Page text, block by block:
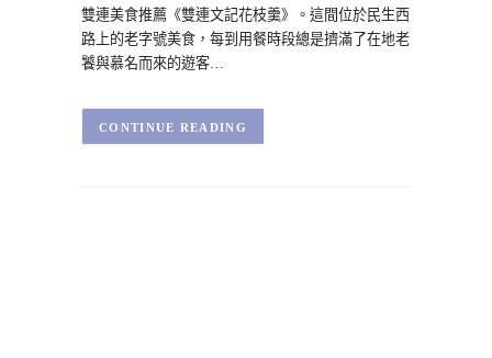
雙連美食推薦《雙連文記花枝羹》。這間位於民生西
路上的老字號美食，每到用餐時段總是擠滿了在地老
饕與慕名而來的遊客…
CONTINUE READING